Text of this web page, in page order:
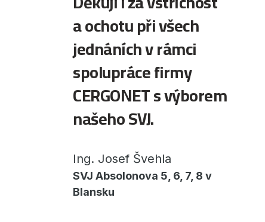
a ochotu při všech
jednáních v rámci
spolupráce firmy
CERGONET s výborem
našeho SVJ.
Ing. Josef Švehla
SVJ Absolonova 5, 6, 7, 8 v
Blansku